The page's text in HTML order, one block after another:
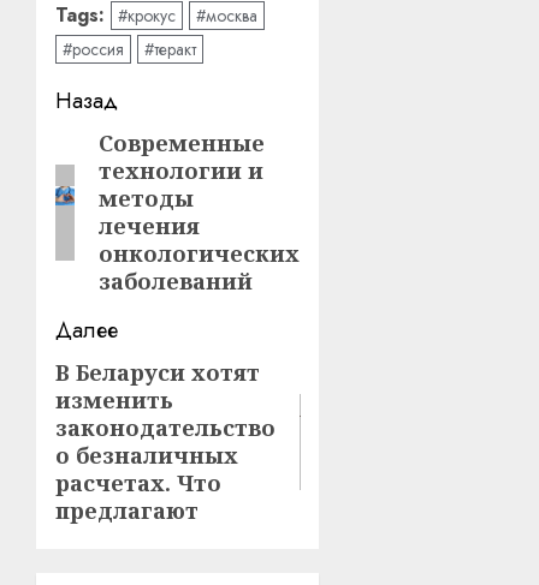
Tags: #крокус
#москва
#россия
#теракт
Навигация
записи
Назад
Предыдущая
запись:
Современные
технологии и
методы
лечения
онкологических
заболеваний
Далее
Следующая
запись:
В Беларуси хотят
изменить
законодательство
о безналичных
расчетах. Что
предлагают